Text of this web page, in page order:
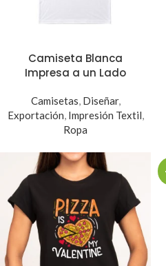
Camiseta Blanca
Impresa a un Lado
Camisetas, Diseñar,
Exportación, Impresión Textil,
Ropa